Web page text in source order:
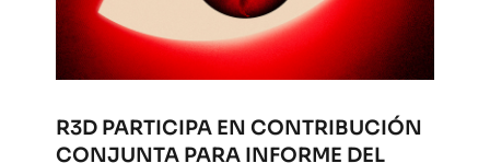
R3D PARTICIPA EN CONTRIBUCIÓN
CONJUNTA PARA INFORME DEL